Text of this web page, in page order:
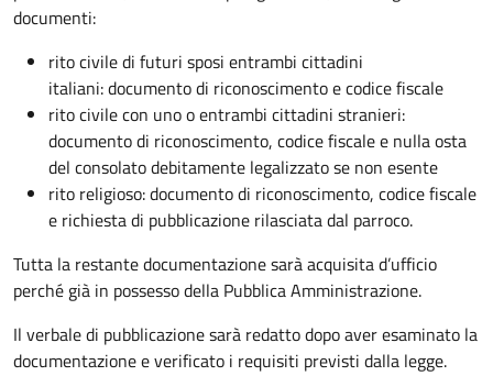
documenti:
rito civile di futuri sposi entrambi cittadini
italiani: documento di riconoscimento e codice fiscale
rito civile con uno o entrambi cittadini stranieri:
documento di riconoscimento, codice fiscale e nulla osta
del consolato debitamente legalizzato se non esente
rito religioso: documento di riconoscimento, codice fiscale
e richiesta di pubblicazione rilasciata dal parroco.
Tutta la restante documentazione sarà acquisita d’ufficio
perché già in possesso della Pubblica Amministrazione.
Il verbale di pubblicazione sarà redatto dopo aver esaminato la
documentazione e verificato i requisiti previsti dalla legge.